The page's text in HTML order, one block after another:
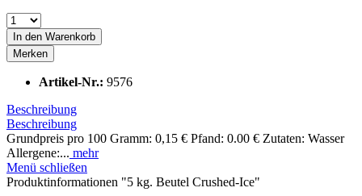
In den Warenkorb
Merken
Artikel-Nr.: 9576
Beschreibung
Beschreibung
Grundpreis pro 100 Gramm: 0,15 € Pfand: 0.00 € Zutaten: Wasser
Allergene:... mehr
Menü schließen
Produktinformationen "5 kg. Beutel Crushed-Ice"